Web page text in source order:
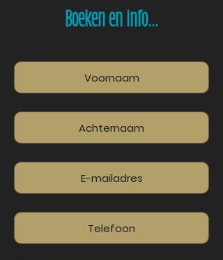
Boeken en info...